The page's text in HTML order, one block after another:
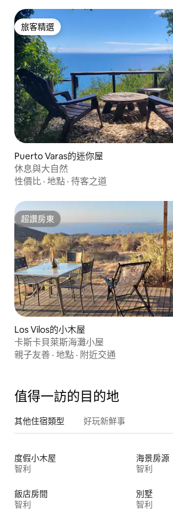
旅客精選
旅客精選
Puerto Varas的迷你屋
休息與大自然
性價比 · 地點 · 待客之道
超讚房東
超讚房東
Los Vilos的小木屋
卡斯卡貝萊斯海灘小屋
親子友善 · 地點 · 附近交通
值得一訪的目的地
其他住宿類型 好玩新鮮事
度假小木屋
智利
海景房源
智利
飯店房間
智利
別墅
智利